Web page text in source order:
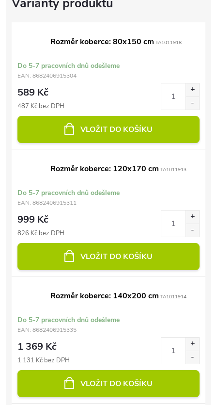
Rozměr koberce: 80x150 cm TA1011918
Do 5-7 pracovních dnů odešleme
EAN: 8682406915304
589 Kč
487 Kč bez DPH
VLOŽIT DO KOŠÍKU
Rozměr koberce: 120x170 cm TA1011913
Do 5-7 pracovních dnů odešleme
EAN: 8682406915311
999 Kč
826 Kč bez DPH
VLOŽIT DO KOŠÍKU
Rozměr koberce: 140x200 cm TA1011914
Do 5-7 pracovních dnů odešleme
EAN: 8682406915335
1 369 Kč
1 131 Kč bez DPH
VLOŽIT DO KOŠÍKU